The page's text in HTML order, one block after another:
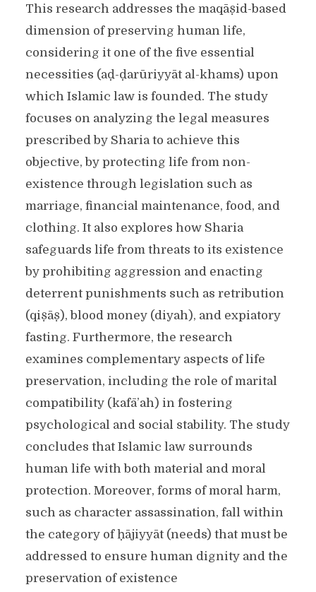
This research addresses the maqāṣid-based
dimension of preserving human life,
considering it one of the five essential
necessities (aḍ-ḍarūriyyāt al-khams) upon
which Islamic law is founded. The study
focuses on analyzing the legal measures
prescribed by Sharia to achieve this
objective, by protecting life from non-
existence through legislation such as
marriage, financial maintenance, food, and
clothing. It also explores how Sharia
safeguards life from threats to its existence
by prohibiting aggression and enacting
deterrent punishments such as retribution
(qiṣāṣ), blood money (diyah), and expiatory
fasting. Furthermore, the research
examines complementary aspects of life
preservation, including the role of marital
compatibility (kafā’ah) in fostering
psychological and social stability. The study
concludes that Islamic law surrounds
human life with both material and moral
protection. Moreover, forms of moral harm,
such as character assassination, fall within
the category of ḥājiyyāt (needs) that must be
addressed to ensure human dignity and the
preservation of existence